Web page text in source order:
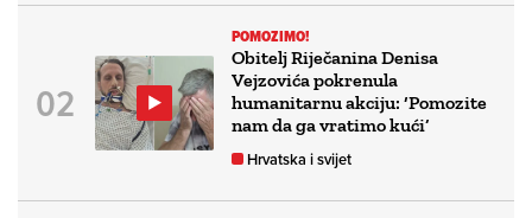
POMOZIMO!
Obitelj Riječanina Denisa
Vejzovića pokrenula
humanitarnu akciju: ‘Pomozite
nam da ga vratimo kući’
Hrvatska i svijet